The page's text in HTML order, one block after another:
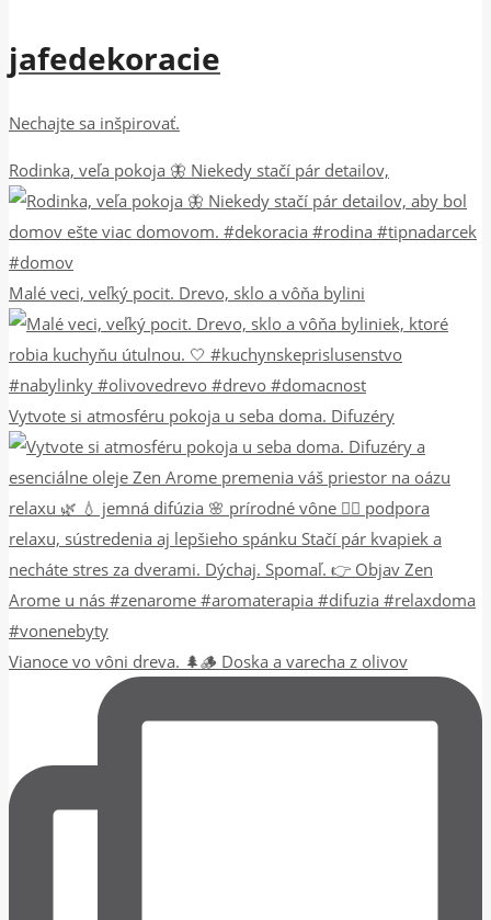
jafedekoracie
Nechajte sa inšpirovať.
Rodinka, veľa pokoja 🦋 Niekedy stačí pár detailov,
Malé veci, veľký pocit. Drevo, sklo a vôňa bylini
Vytvote si atmosféru pokoja u seba doma. Difuzéry
Vianoce vo vôni dreva. 🌲🪵 Doska a varecha z olivov